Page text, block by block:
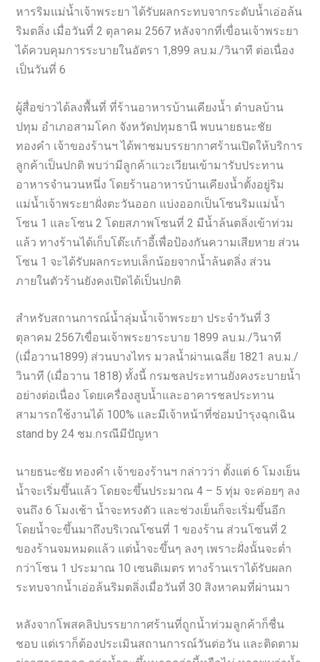
หารริมแม่น้ำเจ้าพระยา ได้รับผลกระทบจากระดับน้ำเอ่อล้น
ริมตลิ่ง เมื่อวันที่ 2 ตุลาคม 2567 หลังจากที่เขื่อนเจ้าพระยา
ได้ควบคุมการระบายในอัตรา 1,899 ลบ.ม./วินาที ต่อเนื่อง
เป็นวันที่ 6
ผู้สื่อข่าวได้ลงพื้นที่ ที่ร้านอาหารบ้านเคียงน้ำ ตำบลบ้าน
ปทุม อำเภอสามโคก จังหวัดปทุมธานี พบนายธนะชัย
ทองคำ เจ้าของร้านฯ ได้พาชมบรรยากาศร้านเปิดให้บริการ
ลูกค้าเป็นปกติ พบว่ามีลูกค้าแวะเวียนเข้ามารับประทาน
อาหารจำนวนหนึ่ง โดยร้านอาหารบ้านเคียงน้ำตั้งอยู่ริม
แม่น้ำเจ้าพระยาฝั่งตะวันออก แบ่งออกเป็นโซนริมแม่น้ำ
โซน 1 และโซน 2 โดยสภาพโซนที่ 2 มีน้ำล้นตลิ่งเข้าท่วม
แล้ว ทางร้านได้เก็บโต๊ะเก้าอี้เพื่อป้องกันความเสียหาย ส่วน
โซน 1 จะได้รับผลกระทบเล็กน้อยจากน้ำล้นตลิ่ง ส่วน
ภายในตัวร้านยังคงเปิดได้เป็นปกติ
สำหรับสถานการณ์น้ำลุ่มน้ำเจ้าพระยา ประจำวันที่ 3
ตุลาคม 2567เขื่อนเจ้าพระยาระบาย 1899 ลบ.ม./วินาที
(เมื่อวาน1899) ส่วนบางไทร มวลน้ำผ่านเฉลี่ย 1821 ลบ.ม./
วินาที (เมื่อวาน 1818) ทั้งนี้ กรมชลประทานยังคงระบายน้ำ
อย่างต่อเนื่อง โดยเครื่องสูบน้ำและอาคารชลประทาน
สามารถใช้งานได้ 100% และมีเจ้าหน้าที่ซ่อมบำรุงฉุกเฉิน
stand by 24 ชม.กรณีมีปัญหา
นายธนะชัย ทองคำ เจ้าของร้านฯ กล่าวว่า ตั้งแต่ 6 โมงเย็น
น้ำจะเริ่มขึ้นแล้ว โดยจะขึ้นประมาณ 4 – 5 ทุ่ม จะค่อยๆ ลง
จนถึง 6 โมงเช้า น้ำจะทรงตัว และช่วงเย็นก็จะเริ่มขึ้นอีก
โดยน้ำจะขึ้นมาถึงบริเวณโซนที่ 1 ของร้าน ส่วนโซนที่ 2
ของร้านจมหมดแล้ว แต่น้ำจะขึ้นๆ ลงๆ เพราะฝั่งนั้นจะต่ำ
กว่าโซน 1 ประมาณ 10 เซนติเมตร ทางร้านเราได้รับผลก
ระทบจากน้ำเอ่อล้นริมตลิ่งเมื่อวันที่ 30 สิงหาคมที่ผ่านมา
หลังจากโพสคลิปบรรยากาศร้านที่ถูกน้ำท่วมลูกค้าก็ชื่น
ชอบ แต่เราก็ต้องประเมินสถานการณ์วันต่อวัน และติดตาม